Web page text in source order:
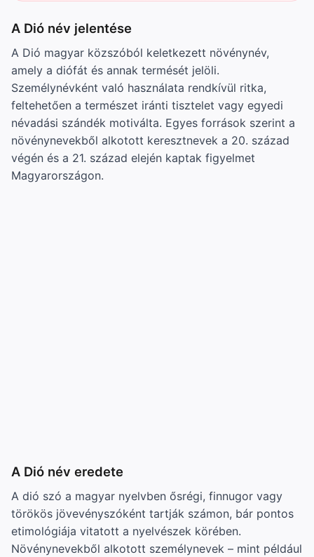
A Dió név jelentése
A Dió magyar közszóból keletkezett növénynév,
amely a diófát és annak termését jelöli.
Személynévként való használata rendkívül ritka,
feltehetően a természet iránti tisztelet vagy egyedi
névadási szándék motiválta. Egyes források szerint a
növénynevekből alkotott keresztnevek a 20. század
végén és a 21. század elején kaptak figyelmet
Magyarországon.
A Dió név eredete
A dió szó a magyar nyelvben ősrégi, finnugor vagy
törökös jövevényszóként tartják számon, bár pontos
etimológiája vitatott a nyelvészek körében.
Növénynevekből alkotott személynevek – mint például